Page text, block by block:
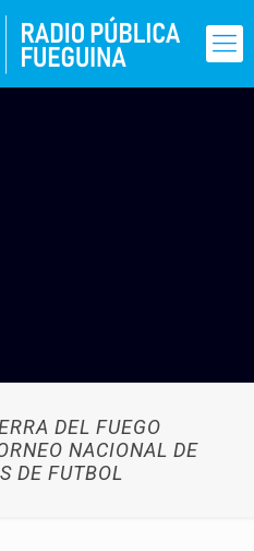
DEL FUEGO
NACIONAL DE
DE FUTBOL